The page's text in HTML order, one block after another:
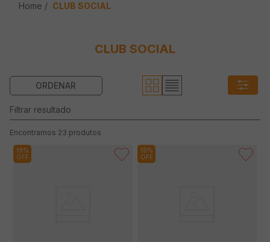
CLUB SOCIAL
CLUB SOCIAL
23 produtos
19%
OFF
19%
OFF